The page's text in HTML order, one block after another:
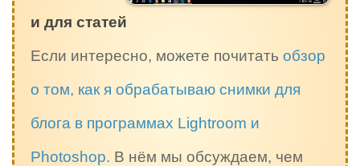
и для статей
Если интересно, можете почитать обзор
о том, как я обрабатываю снимки для
блога в программах Lightroom и
Photoshop. В нём мы обсуждаем, чем